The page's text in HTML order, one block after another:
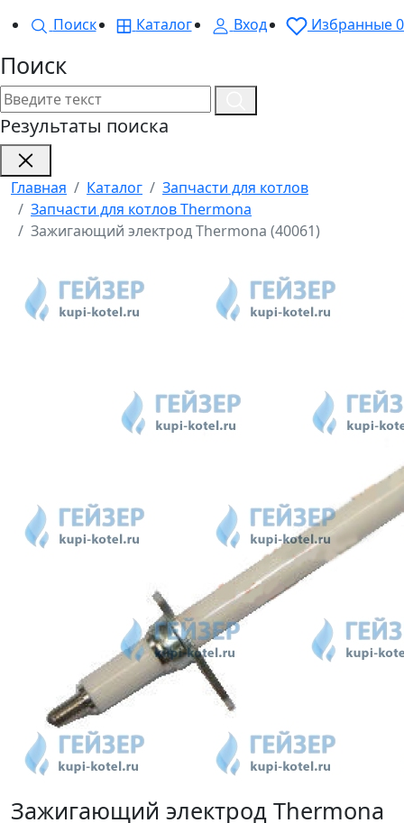
Поиск
Каталог Вход Избранные0
Поиск
Результаты поиска
Главная Каталог
Запчасти для котлов
Запчасти для котлов Thermona
Зажигающий электрод Thermona (40061)
Зажигающий электрод Thermona